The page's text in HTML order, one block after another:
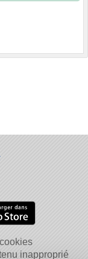
inapproprié